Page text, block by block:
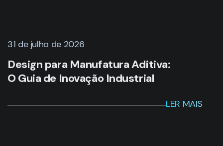
31 de julho de 2026
Design para Manufatura Aditiva:
O Guia de Inovação Industrial
LER MAIS